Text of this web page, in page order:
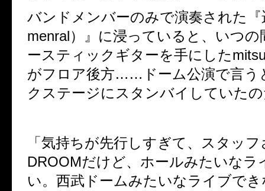
バンドメンバーのみで演奏された『
menral）』に浸っていると、いつ
ースティックギターを手にした
がフロア後方……ドーム公演で言う
クステージにスタンバイしていた
「気持ちが先行しすぎて、スタッフ
DROOMだけど、ホールみたいなラ
い。西武ドームみたいなライブでき